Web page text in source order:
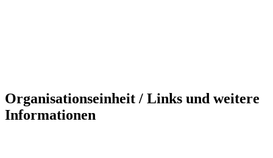
Organisationseinheit / Links und weitere
Informationen